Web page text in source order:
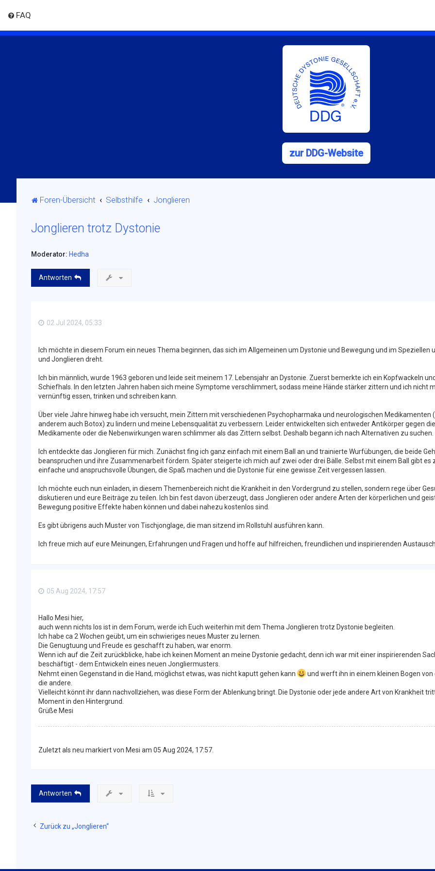
FAQ
zur DDG-Website
Foren-Übersicht Selbsthilfe Jonglieren
Jonglieren trotz Dystonie
Moderator: Hedha
Antworten
02 Jul 2024, 05:33
Ich möchte in diesem Forum ein neues Thema beginnen, das sich im Allgemeinen um Dystonie und Bewegung und im Speziellen
und Jonglieren dreht.
Ich bin männlich, wurde 1963 geboren und leide seit meinem 17. Lebensjahr an Dystonie. Zuerst bemerkte ich ein Kopfwackeln
Schiefhals. In den letzten Jahren haben sich meine Symptome verschlimmert, sodass meine Hände stärker zittern und ich nicht
vernünftig essen, trinken und schreiben kann.
Über viele Jahre hinweg habe ich versucht, mein Zittern mit verschiedenen Psychopharmaka und neurologischen Medikamenten
anderem auch Botox) zu lindern und meine Lebensqualität zu verbessern. Leider entwickelten sich entweder Antikörper gegen die
Medikamente oder die Nebenwirkungen waren schlimmer als das Zittern selbst. Deshalb begann ich nach Alternativen zu suchen.
Ich entdeckte das Jonglieren für mich. Zunächst fing ich ganz einfach mit einem Ball an und trainierte Wurfübungen, die beide
beanspruchen und ihre Zusammenarbeit fördern. Später steigerte ich mich auf zwei oder drei Bälle. Selbst mit einem Ball gibt es
einfache und anspruchsvolle Übungen, die Spaß machen und die Dystonie für eine gewisse Zeit vergessen lassen.
Ich möchte euch nun einladen, in diesem Themenbereich nicht die Krankheit in den Vordergrund zu stellen, sondern rege über
diskutieren und eure Beiträge zu teilen. Ich bin fest davon überzeugt, dass Jonglieren oder andere Arten der körperlichen und
Bewegung positive Effekte haben können und dabei nahezu kostenlos sind.
Es gibt übrigens auch Muster von Tischjonglage, die man sitzend im Rollstuhl ausführen kann.
Ich freue mich auf eure Meinungen, Erfahrungen und Fragen und hoffe auf hilfreichen, freundlichen und inspirierenden
05 Aug 2024, 17:57
Hallo Mesi hier,
auch wenn nichts los ist in dem Forum, werde ich Euch weiterhin mit dem Thema Jonglieren trotz Dystonie begleiten.
Ich habe ca 2 Wochen geübt, um ein schwieriges neues Muster zu lernen.
Die Genugtuung und Freude es geschafft zu haben, war enorm.
Wenn ich auf die Zeit zurückblicke, habe ich keinen Moment an meine Dystonie gedacht, denn ich war mit einer inspirierenden
beschäftigt - dem Entwickeln eines neuen Jongliermusters.
Nehmt einen Gegenstand in die Hand, möglichst etwas, was nicht kaputt gehen kann
und werft ihn in einem kleinen Bogen von
die andere.
Vielleicht könnt ihr dann nachvollziehen, was diese Form der Ablenkung bringt. Die Dystonie oder jede andere Art von Krankheit
Moment in den Hintergrund.
Grüße Mesi
Zuletzt als neu markiert von Mesi am 05 Aug 2024, 17:57.
Antworten
Zurück zu „Jonglieren“